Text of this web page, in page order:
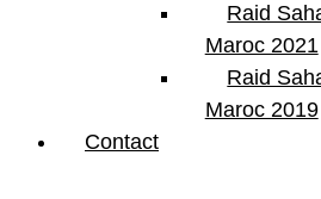
Raid
Maroc 2021
Raid
Maroc 2019
Contact